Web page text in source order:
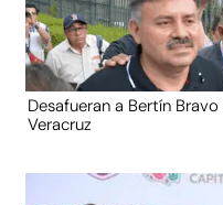
Desafueran a Bertín
Veracruz